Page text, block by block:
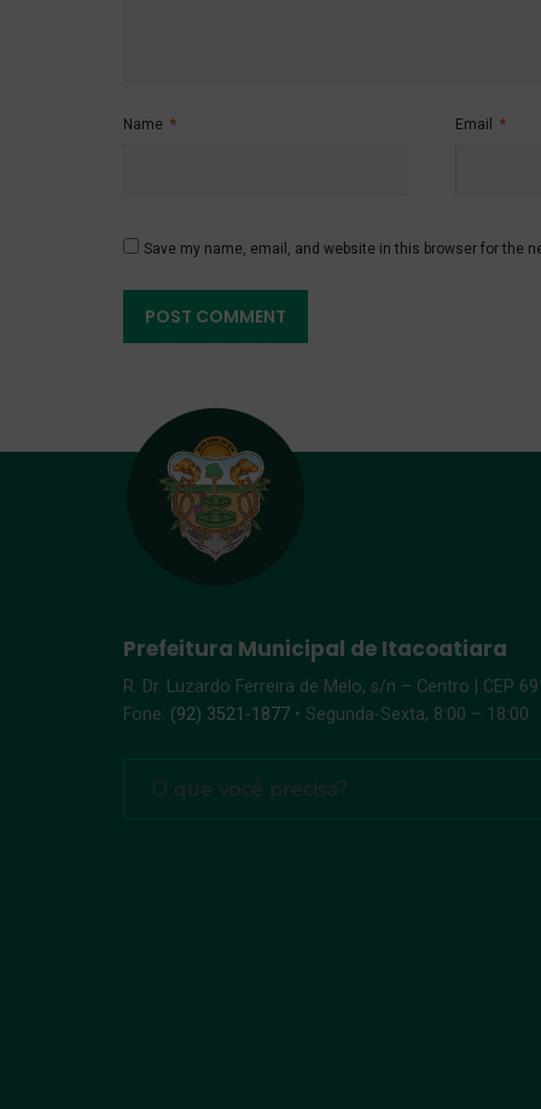
Name * Email *
Save my name, email, and website in this browser for the
Prefeitura Municipal de Itacoatiara
R. Dr. Luzardo Ferreira de Melo, s/n – Centro | CEP
Fone: (92) 3521-1877 • Segunda-Sexta, 8:00 – 18:00